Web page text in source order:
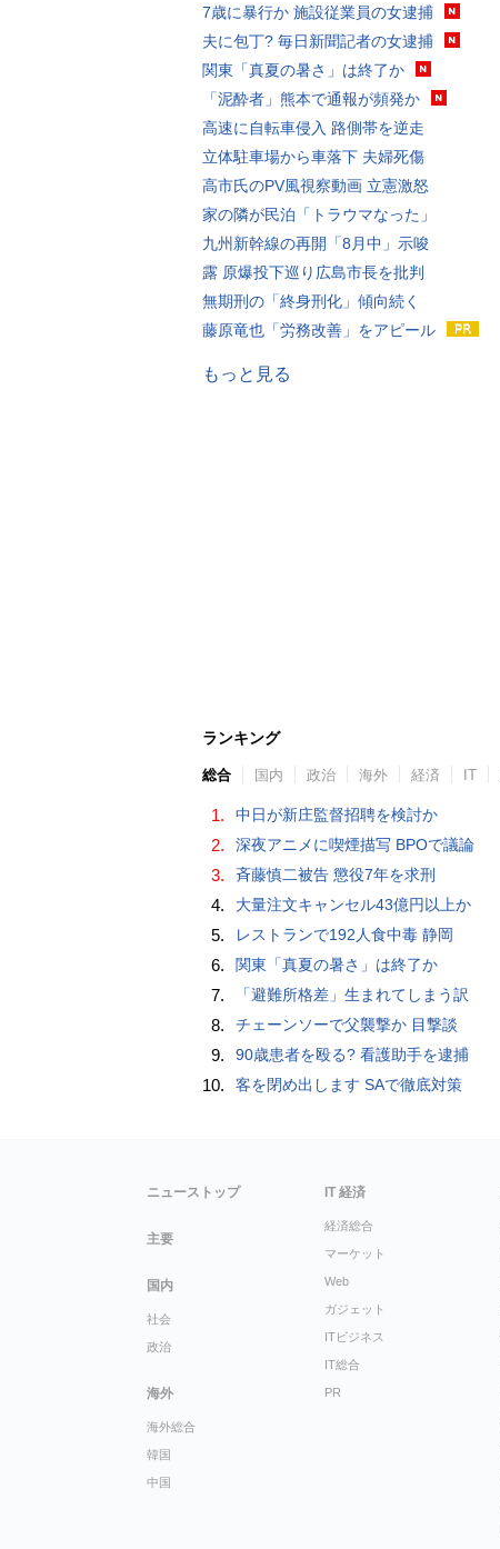
7歳に暴行か 施設従業員の女逮捕
夫に包丁? 毎日新聞記者の女逮捕
関東「真夏の暑さ」は終了か
「泥酔者」熊本で通報が頻発か
高速に自転車侵入 路側帯を逆走
立体駐車場から車落下 夫婦死傷
高市氏のPV風視察動画 立憲激怒
家の隣が民泊「トラウマなった」
九州新幹線の再開「8月中」示唆
露 原爆投下巡り広島市長を批判
無期刑の「終身刑化」傾向続く
藤原竜也「労務改善」をアピール
もっと見る
ランキング
総合 国内 政治 海外 経済 IT
1. 中日が新庄監督招聘を検討か
2. 深夜アニメに喫煙描写 BPOで議論
3. 斉藤慎二被告 懲役7年を求刑
4. 大量注文キャンセル43億円以上か
5. レストランで192人食中毒 静岡
6. 関東「真夏の暑さ」は終了か
7. 「避難所格差」生まれてしまう訳
8. チェーンソーで父襲撃か 目撃談
9. 90歳患者を殴る? 看護助手を逮捕
10. 客を閉め出します SAで徹底対策
ニューストップ
主要
国内
社会
政治
海外
海外総合
韓国
中国
IT 経済
経済総合
マーケット
Web
ガジェット
ITビジネス
IT総合
PR